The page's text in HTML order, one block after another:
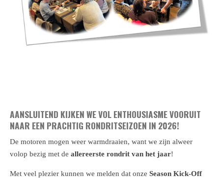
AANSLUITEND KIJKEN WE VOL ENTHOUSIASME VOORUIT
NAAR EEN PRACHTIG RONDRITSEIZOEN IN 2026!
De motoren mogen weer warmdraaien, want we zijn alweer
volop bezig met de allereerste rondrit van het jaar!
Met veel plezier kunnen we melden dat onze Season Kick-Off